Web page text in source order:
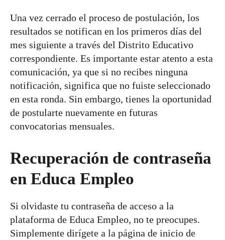
Una vez cerrado el proceso de postulación, los
resultados se notifican en los primeros días del
mes siguiente a través del Distrito Educativo
correspondiente. Es importante estar atento a esta
comunicación, ya que si no recibes ninguna
notificación, significa que no fuiste seleccionado
en esta ronda. Sin embargo, tienes la oportunidad
de postularte nuevamente en futuras
convocatorias mensuales.
Recuperación de contraseña
en Educa Empleo
Si olvidaste tu contraseña de acceso a la
plataforma de Educa Empleo, no te preocupes.
Simplemente dirígete a la página de inicio de